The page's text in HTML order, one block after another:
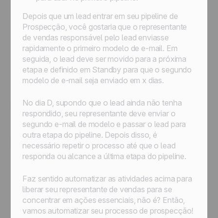
Depois que um lead entrar em seu pipeline de
Prospecção, você gostaria que o representante
de vendas responsável pelo lead enviasse
rapidamente o primeiro modelo de e-mail. Em
seguida, o lead deve ser movido para a próxima
etapa e definido em Standby para que o segundo
modelo de e-mail seja enviado em x dias.
No dia D, supondo que o lead ainda não tenha
respondido, seu representante deve enviar o
segundo e-mail de modelo e passar o lead para
outra etapa do pipeline. Depois disso, é
necessário repetir o processo até que o lead
responda ou alcance a última etapa do pipeline.
Faz sentido automatizar as atividades acima para
liberar seu representante de vendas para se
concentrar em ações essenciais, não é? Então,
vamos automatizar seu processo de prospecção!